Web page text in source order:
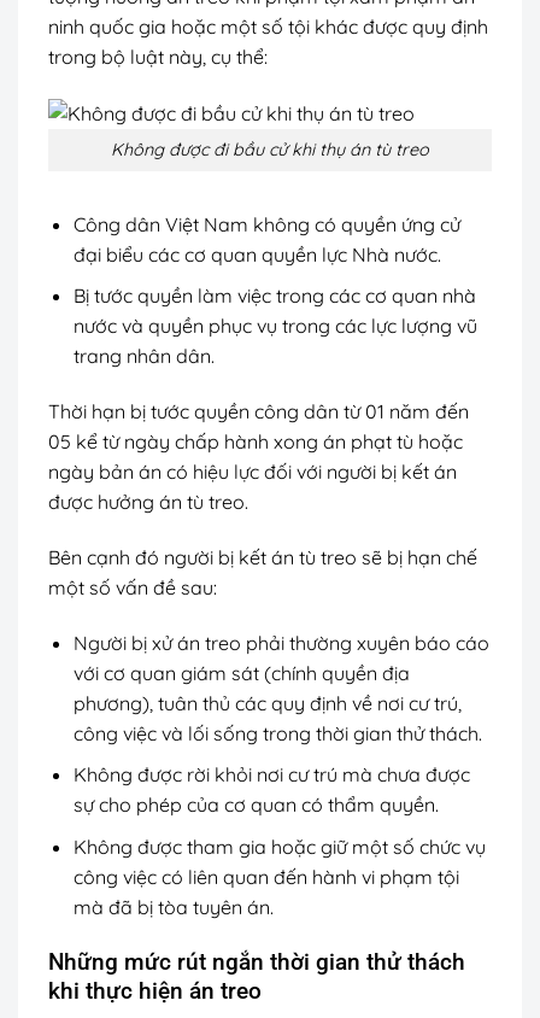
ninh quốc gia hoặc một số tội khác được quy định
trong bộ luật này, cụ thể:
Không được đi bầu cử khi thụ án tù treo
Công dân Việt Nam không có quyền ứng cử
đại biểu các cơ quan quyền lực Nhà nước.
Bị tước quyền làm việc trong các cơ quan nhà
nước và quyền phục vụ trong các lực lượng vũ
trang nhân dân.
Thời hạn bị tước quyền công dân từ 01 năm đến
05 kể từ ngày chấp hành xong án phạt tù hoặc
ngày bản án có hiệu lực đối với người bị kết án
được hưởng án tù treo.
Bên cạnh đó người bị kết án tù treo sẽ bị hạn chế
một số vấn đề sau:
Người bị xử án treo phải thường xuyên báo cáo
với cơ quan giám sát (chính quyền địa
phương), tuân thủ các quy định về nơi cư trú,
công việc và lối sống trong thời gian thử thách.
Không được rời khỏi nơi cư trú mà chưa được
sự cho phép của cơ quan có thẩm quyền.
Không được tham gia hoặc giữ một số chức vụ
công việc có liên quan đến hành vi phạm tội
mà đã bị tòa tuyên án.
Những mức rút ngắn thời gian thử thách
khi thực hiện án treo